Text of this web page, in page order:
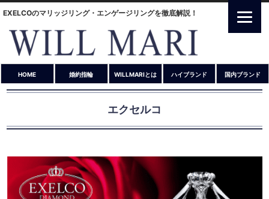
EXELCOのマリッジリング・エンゲージリングを徹底解説！
HOME 婚約指輪 WILLMARIとは ハイブランド 国内ブランド
エクセルコ